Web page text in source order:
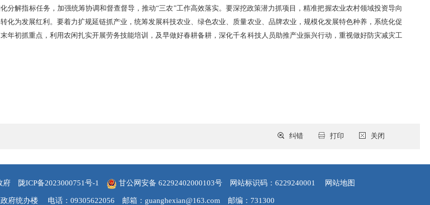
分解指标任务，加强统筹协调和督查督导，推动“三农”工作高效落实。要深挖政策潜力抓项目，精准把握农业农村领域投资导向
化为发展红利。要着力扩规延链抓产业，统筹发展科技农业、绿色农业、质量农业、品牌农业，规模化发展特色种养，系统化促
年初抓重点，利用农闲扎实开展劳务技能培训，及早做好春耕备耕，深化千名科技人员助推产业振兴行动，重视做好防灾减灾工
关闭
打印
纠错
府 陇ICP备2023000751号-1 甘公网安备 62292402000103号 网站标识码：6229240001 网站地图
府统办楼 电话：09305622056 邮箱：guanghexian@163.com 邮编：731300